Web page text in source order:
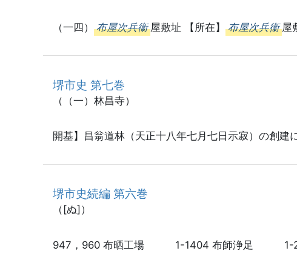
（一四） 布屋次兵衞 屋敷址 【所在】 布屋次兵衞 屋
堺市史 第七巻
（（一）林昌寺）
開基】昌翁道林（天正十八年七月七日示寂）の創
堺市史続編 第六巻
（[ぬ]）
947，960 布晒工場 1-1404 布師浄足